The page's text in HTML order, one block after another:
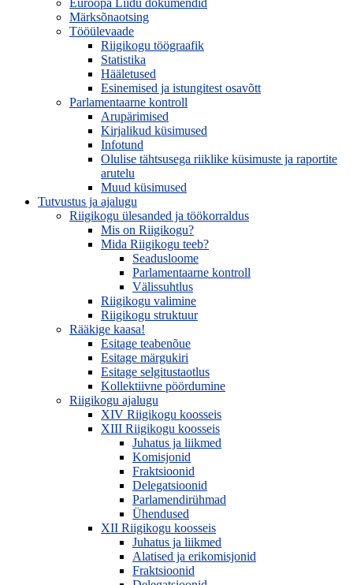
Märksõnaotsing
Tööülevaade
Riigikogu töögraafik
Statistika
Hääletused
Esinemised ja istungitest osavõtt
Parlamentaarne kontroll
Arupärimised
Kirjalikud küsimused
Infotund
Olulise tähtsusega riiklike küsimuste ja raportite
arutelu
Muud küsimused
Tutvustus ja ajalugu
Riigikogu ülesanded ja töökorraldus
Mis on Riigikogu?
Mida Riigikogu teeb?
Seadusloome
Parlamentaarne kontroll
Välissuhtlus
Riigikogu valimine
Riigikogu struktuur
Rääkige kaasa!
Esitage teabenõue
Esitage märgukiri
Esitage selgitustaotlus
Kollektiivne pöördumine
Riigikogu ajalugu
XIV Riigikogu koosseis
XIII Riigikogu koosseis
Juhatus ja liikmed
Komisjonid
Fraktsioonid
Delegatsioonid
Parlamendirühmad
Ühendused
XII Riigikogu koosseis
Juhatus ja liikmed
Alatised ja erikomisjonid
Fraktsioonid